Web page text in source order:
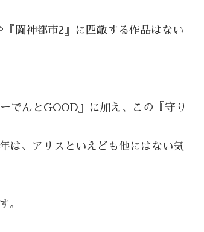
闘神都市2』に匹敵する作品はない
でんとGOOD』に加え、この『守り
は、アリスといえども他にはない気
。